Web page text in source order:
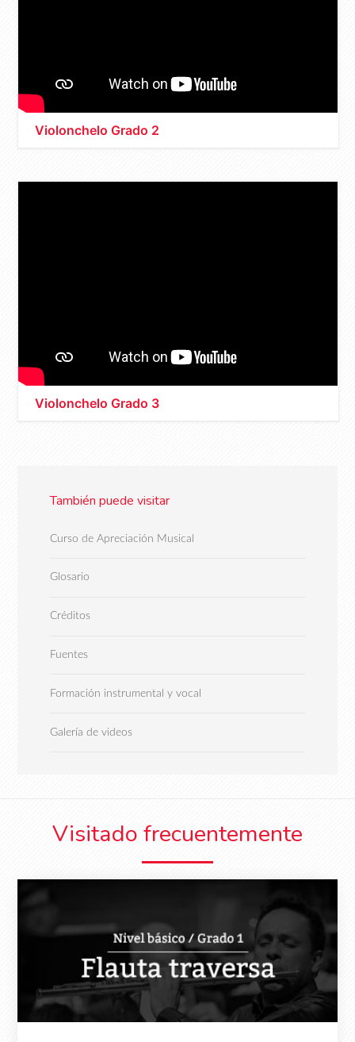
Violonchelo Grado 2
Violonchelo Grado 3
También puede visitar
Curso de Apreciación Musical
Glosario
Créditos
Fuentes
Formación instrumental y vocal
Galería de videos
Visitado frecuentemente